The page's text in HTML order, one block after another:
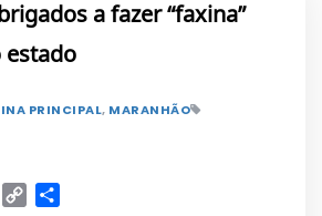
a fazer “faxina”
estado
PRINCIPAL, MARANHÃO
Telegram
Copy